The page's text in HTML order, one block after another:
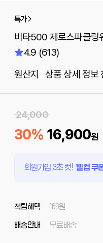
특가
비타500 제로스파클
4.9 (613)
원산지 상품 상세 정보
24,000
30% 16,900원
회원가입 3초 컷! '웰컴 쿠
적립혜택 169원
배송안내 무료배송